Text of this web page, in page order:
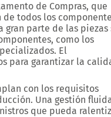
de Compras, que
todos los
gran parte de las piezas
como los
El
para garantizar la
con los requisitos
Una gestión
que pueda